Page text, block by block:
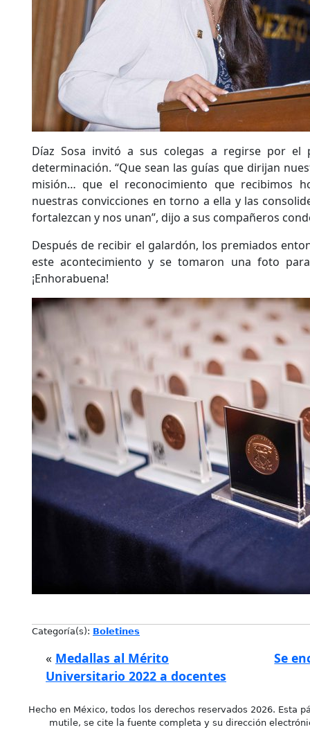
Díaz Sosa invitó a sus colegas a regirse por el
determinación. “Que sean las guías que dirijan
misión… que el reconocimiento que recibimos
nuestras convicciones en torno a ella y las
fortalezcan y nos unan”, dijo a sus compañeros
Después de recibir el galardón, los premiados
este acontecimiento y se tomaron una foto
¡Enhorabuena!
Categoría(s): Boletines
« Medallas al Mérito
Universitario 2022 a docentes
Se
Hecho en México, todos los derechos reservados 2026. Esta
mutile, se cite la fuente completa y su dirección